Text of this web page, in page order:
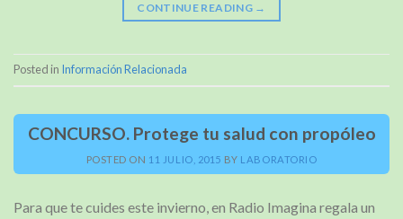
CONTINUE READING →
Posted in Información Relacionada
CONCURSO. Protege tu salud con propóleo
POSTED ON 11 JULIO, 2015 BY LABORATORIO
Para que te cuides este invierno, en Radio Imagina regala un